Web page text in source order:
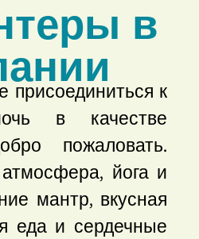
в
присоединиться к
в качестве
пожаловать.
йога и
мантр, вкусная
еда и сердечные